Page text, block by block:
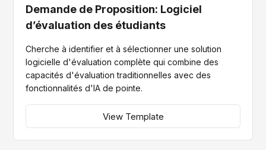
Demande de Proposition: Logiciel
d’évaluation des étudiants
Cherche à identifier et à sélectionner une solution
logicielle d'évaluation complète qui combine des
capacités d'évaluation traditionnelles avec des
fonctionnalités d'IA de pointe.
View Template